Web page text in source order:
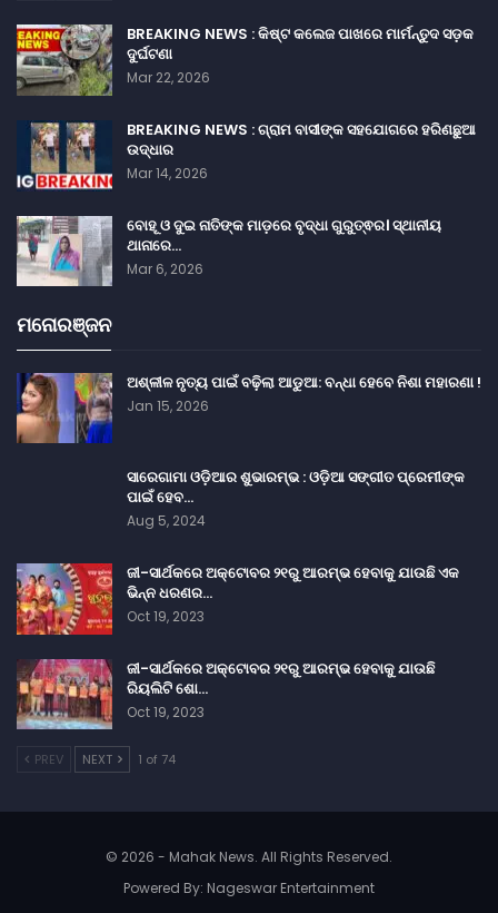
BREAKING NEWS : କିଷ୍ଟ କଲେଜ ପାଖରେ ମାର୍ମନ୍ତୁଦ ସଡ଼କ
ଦୁର୍ଘଟଣା
Mar 22, 2026
BREAKING NEWS : ଗ୍ରାମ ବାସୀଙ୍କ ସହଯୋଗରେ ହରିଣଛୁଆ
ଉଦ୍ଧାର
Mar 14, 2026
ବୋହୂ ଓ ଦୁଇ ନାତିଙ୍କ ମାଡ଼ରେ ବୃଦ୍ଧା ଗୁରୁତ୍ଵର। ସ୍ଥାନୀୟ
ଥାନାରେ…
Mar 6, 2026
ମନୋରଞ୍ଜନ
ଅଶ୍ଳୀଳ ନୃତ୍ୟ ପାଇଁ ବଢ଼ିଲା ଆଡୁଆ: ବନ୍ଧା ହେବେ ନିଶା ମହାରଣା !
Jan 15, 2026
ସାରେଗାମା ଓଡ଼ିଆର ଶୁଭାରମ୍ଭ : ଓଡ଼ିଆ ସଙ୍ଗୀତ ପ୍ରେମୀଙ୍କ
ପାଇଁ ହେବ…
Aug 5, 2024
ଜୀ-ସାର୍ଥକରେ ଅକ୍ଟୋବର ୨୧ରୁ ଆରମ୍ଭ ହେବାକୁ ଯାଉଛି ଏକ
ଭିନ୍ନ ଧରଣର…
Oct 19, 2023
ଜୀ-ସାର୍ଥକରେ ଅକ୍ଟୋବର ୨୧ରୁ ଆରମ୍ଭ ହେବାକୁ ଯାଉଛି
ରିୟଲିଟି ଶୋ…
Oct 19, 2023
PREV NEXT 1 of 74
© 2026 - Mahak News. All Rights Reserved.
Powered By: Nageswar Entertainment